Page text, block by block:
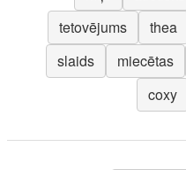
tetovējums
thea
slaids
miecētas
coxy